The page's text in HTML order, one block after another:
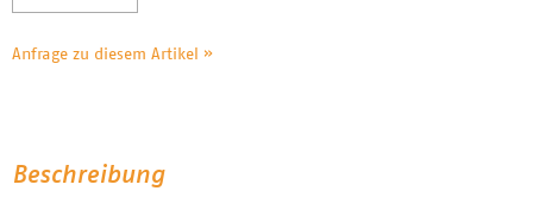
Anfrage zu diesem Artikel »
Beschreibung